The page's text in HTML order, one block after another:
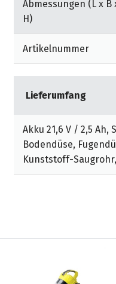
Abmessungen (L x B
H)
Artikelnummer
Lieferumfang
Akku 21,6 V / 2,5
Bodendüse,
Kunststoff-